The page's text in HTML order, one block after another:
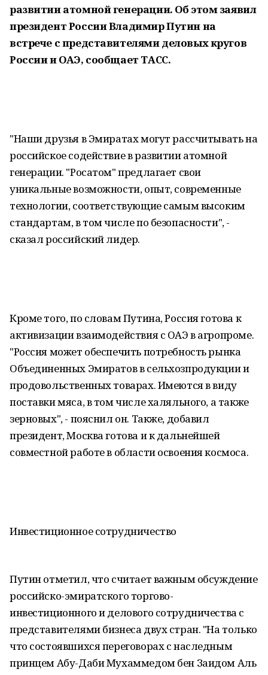
развитии атомной генерации. Об этом заявил
президент России Владимир Путин на
встрече с представителями деловых кругов
России и ОАЭ, сообщает ТАСС.
"Наши друзья в Эмиратах могут рассчитывать на
российское содействие в развитии атомной
генерации. "Росатом" предлагает свои
уникальные возможности, опыт, современные
технологии, соответствующие самым высоким
стандартам, в том числе по безопасности", -
сказал российский лидер.
Кроме того, по словам Путина, Россия готова к
активизации взаимодействия с ОАЭ в агропроме.
"Россия может обеспечить потребность рынка
Объединенных Эмиратов в сельхозпродукции и
продовольственных товарах. Имеются в виду
поставки мяса, в том числе халяльного, а также
зерновых", - пояснил он. Также, добавил
президент, Москва готова и к дальнейшей
совместной работе в области освоения космоса.
Инвестиционное сотрудничество
Путин отметил, что считает важным обсуждение
российско-эмиратского торгово-
инвестиционного и делового сотрудничества с
представителями бизнеса двух стран. "На только
что состоявшихся переговорах с наследным
принцем Абу-Даби Мухаммедом бен Заидом Аль